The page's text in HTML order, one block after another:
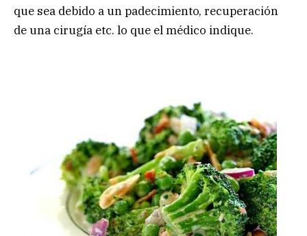
que sea debido a un padecimiento, recuperación
de una cirugía etc. lo que el médico indique.